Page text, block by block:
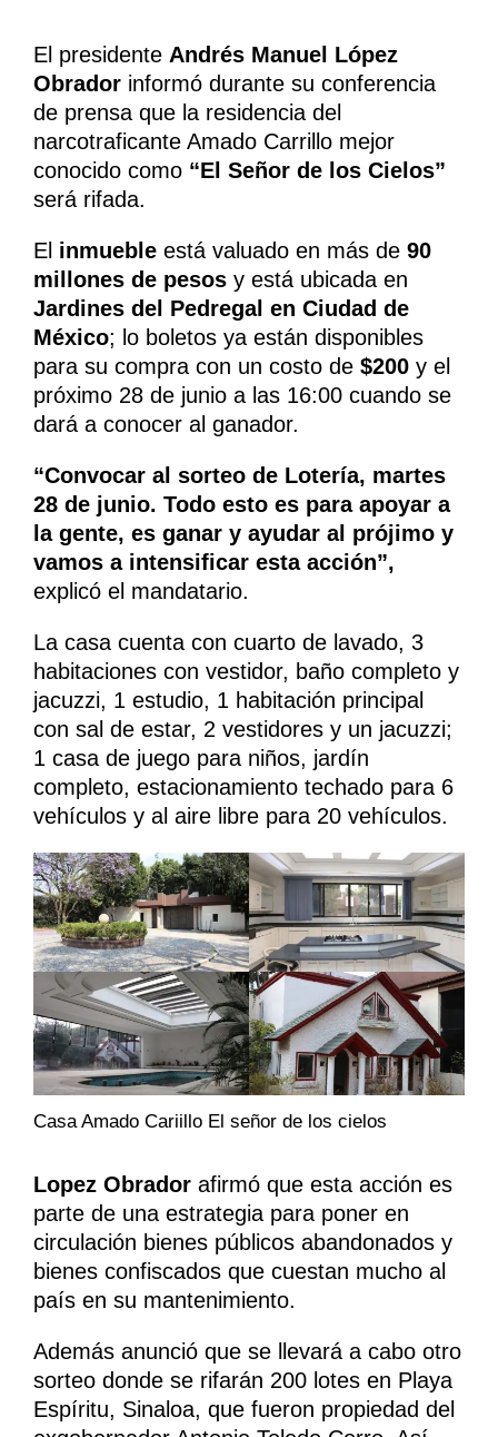
El presidente Andrés Manuel López
Obrador informó durante su conferencia
de prensa que la residencia del
narcotraficante Amado Carrillo mejor
conocido como “El Señor de los Cielos”
será rifada.
El inmueble está valuado en más de 90
millones de pesos y está ubicada en
Jardines del Pedregal en Ciudad de
México; lo boletos ya están disponibles
para su compra con un costo de $200 y el
próximo 28 de junio a las 16:00 cuando se
dará a conocer al ganador.
“Convocar al sorteo de Lotería, martes
28 de junio. Todo esto es para apoyar a
la gente, es ganar y ayudar al prójimo y
vamos a intensificar esta acción”,
explicó el mandatario.
La casa cuenta con cuarto de lavado, 3
habitaciones con vestidor, baño completo y
jacuzzi, 1 estudio, 1 habitación principal
con sal de estar, 2 vestidores y un jacuzzi;
1 casa de juego para niños, jardín
completo, estacionamiento techado para 6
vehículos y al aire libre para 20 vehículos.
Casa Amado Cariillo El señor de los cielos
Lopez Obrador afirmó que esta acción es
parte de una estrategia para poner en
circulación bienes públicos abandonados y
bienes confiscados que cuestan mucho al
país en su mantenimiento.
Además anunció que se llevará a cabo otro
sorteo donde se rifarán 200 lotes en Playa
Espíritu, Sinaloa, que fueron propiedad del